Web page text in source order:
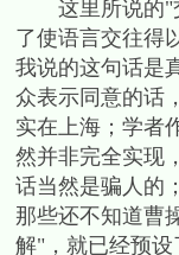
这里所说的"
了使语言交往得
我说的这句话是
众表示同意的话
实在上海；学者
然并非完全实现
话当然是骗人的
那些还不知道曹
解"，就已经预